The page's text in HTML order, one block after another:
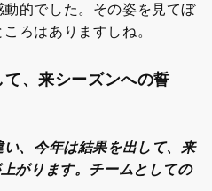
的でした。その姿を見てぼ
ろはありますしね。
、来シーズンへの誓
、今年は結果を出して、来
がります。チームとしての